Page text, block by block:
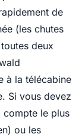
de
(les chutes
deux
à la télécabine
Si vous devez
compte le plus
ou les